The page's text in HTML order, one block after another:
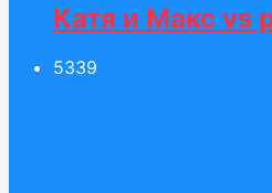
Катя и Макс vs
5339